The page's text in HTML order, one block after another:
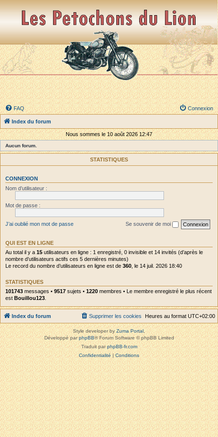
FAQ Connexion
Index du forum
Nous sommes le 10 août 2026 12:47
Aucun forum.
STATISTIQUES
CONNEXION
Nom d’utilisateur :
Mot de passe :
J’ai oublié mon mot de passe Se souvenir de moi
QUI EST EN LIGNE
Au total il y a 15 utilisateurs en ligne : 1 enregistré, 0 invisible et 14 invités (d’après le
nombre d’utilisateurs actifs ces 5 dernières minutes)
Le record du nombre d’utilisateurs en ligne est de 360 , le 14 juil. 2026 18:40
STATISTIQUES
101743 messages • 9517 sujets • 1220 membres • Le membre enregistré le plus récent
est Bouillou123
Index du forum Heures au format UTC+02:00
Supprimer les cookies
Style developer byZuma Portal,
Développé parphpBB® Forum Software © phpBB Limited
Traduit parphpBB-fr.com
Confidentialité|Conditions